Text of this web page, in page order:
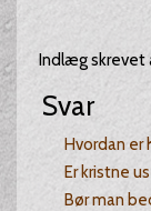
Indlæg skrevet
Svar
Hvordan er
Er kristne
Bør man